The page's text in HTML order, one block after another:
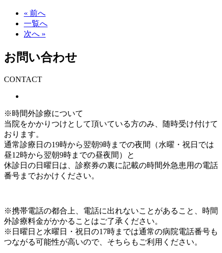
« 前へ
一覧へ
次へ »
お問い合わせ
CONTACT
※時間外診療について
当院をかかりつけとして頂いている方のみ、随時受け付けて
おります。
通常診療日の19時から翌朝9時までの夜間（水曜・祝日では
昼12時から翌朝9時までの昼夜間）と
休診日の日曜日は、診察券の裏に記載の時間外急患用の電話
番号までおかけください。
※携帯電話の都合上、電話に出れないことがあること、時間
外診療料金がかかることはご了承ください。
※日曜日と水曜日・祝日の17時までは通常の病院電話番号も
つながる可能性が高いので、そちらもご利用ください。